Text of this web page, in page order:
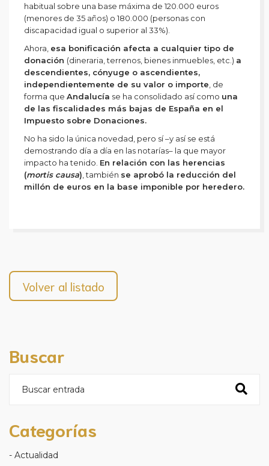
habitual sobre una base máxima de 120.000 euros
(menores de 35 años) o 180.000 (personas con
discapacidad igual o superior al 33%).
Ahora, esa bonificación afecta a cualquier tipo de
donación (dineraria, terrenos, bienes inmuebles, etc.) a
descendientes, cónyuge o ascendientes,
independientemente de su valor o importe , de
forma que Andalucía se ha consolidado así como una
de las fiscalidades más bajas de España en el
Impuesto sobre Donaciones.
No ha sido la única novedad, pero sí –y así se está
demostrando día a día en las notarías– la que mayor
impacto ha tenido. En relación con las herencias
(mortis causa) , también se aprobó la reducción del
millón de euros en la base imponible por heredero.
Volver al listado
Buscar
Categorías
Actualidad